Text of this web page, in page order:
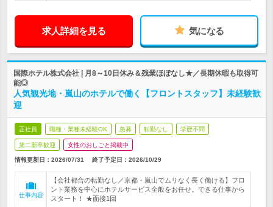
求人詳細を見る 気になる
国際ホテル株式会社 | 月8～10日休み＆残業ほぼなし★／長期休暇も取得可
能◎
人気観光地・嵐山のホテルで働く【フロントスタッフ】未経験歓
迎
正社員 職種・業種未経験OK 急募 転勤なし 学歴不問
第二新卒歓迎 女性のおしごと掲載中
情報更新日：2026/07/31 終了予定日： 2026/10/29
仕事内容
【会社都合の転勤なし／京都・嵐山でムリなく長く働ける】フロ
ント業務を中心にホテルサービス全般をお任せ。できる仕事から
スタート！ ★面接1回